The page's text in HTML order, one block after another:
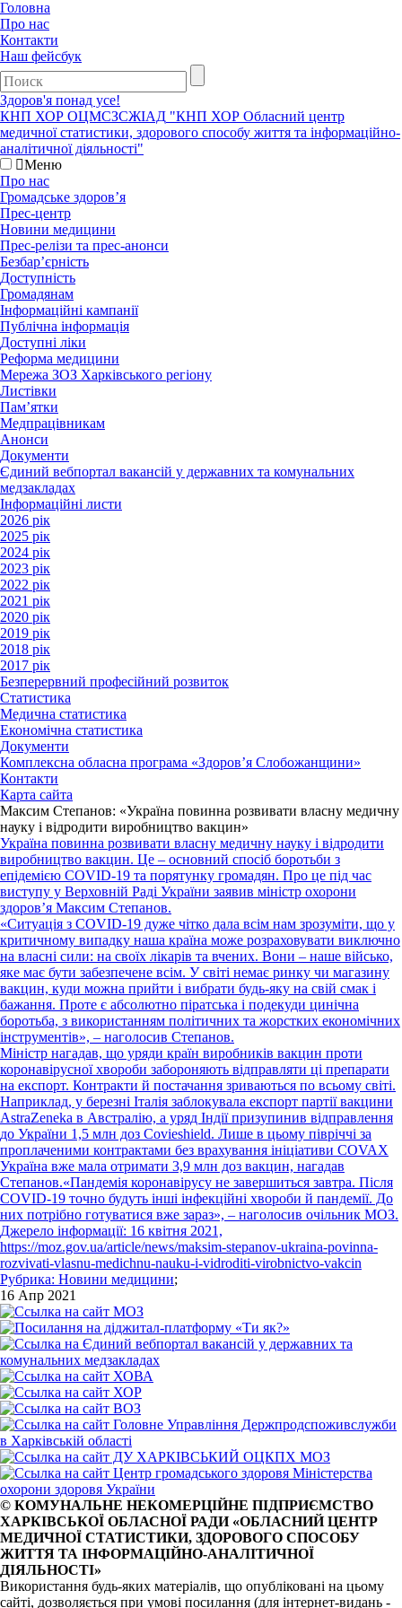
Головна
Про нас
Контакти
Наш фейсбук
Здоров'я понад усе!
КНП ХОР ОЦМСЗСЖIАД "КНП ХОР Обласний центр
медичної статистики, здорового способу життя та інформаційно-
аналітичної діяльності"
Меню
Про нас
Громадське здоров’я
Прес-центр
Новини медицини
Прес-релізи та прес-анонси
Безбар’єрність
Доступність
Громадянам
Інформаційні кампанії
Публічна інформація
Доступні ліки
Реформа медицини
Мережа ЗОЗ Харківського регіону
Листівки
Пам’ятки
Медпрацівникам
Анонси
Документи
Єдиний вебпортал вакансій у державних та комунальних
медзакладах
Інформаційні листи
2026 рік
2025 рік
2024 рік
2023 рік
2022 рік
2021 рік
2020 рік
2019 рік
2018 рік
2017 рік
Безперервний професійний розвиток
Статистика
Медична статистика
Економічна статистика
Документи
Комплексна обласна програма «Здоров’я Слобожанщини»
Контакти
Карта сайта
Максим Степанов: «Україна повинна розвивати власну медичну
науку і відродити виробництво вакцин»
Україна повинна розвивати власну медичну науку і відродити
виробництво вакцин. Це – основний спосіб боротьби з
епідемією COVID-19 та порятунку громадян. Про це під час
виступу у Верховній Раді України заявив міністр охорони
здоров’я Максим Степанов.
«Ситуація з COVID-19 дуже чітко дала всім нам зрозуміти, що у
критичному випадку наша країна може розраховувати виключно
на власні сили: на своїх лікарів та вчених. Вони – наше військо,
яке має бути забезпечене всім. У світі немає ринку чи магазину
вакцин, куди можна прийти і вибрати будь-яку на свій смак і
бажання. Проте є абсолютно піратська і подекуди цинічна
боротьба, з використанням політичних та жорстких економічних
інструментів», – наголосив Степанов.
Міністр нагадав, що уряди країн виробників вакцин проти
коронавірусної хвороби забороняють відправляти ці препарати
на експорт. Контракти й постачання зриваються по всьому світі.
Наприклад, у березні Італія заблокувала експорт партії вакцини
AstraZeneka в Австралію, а уряд Індії призупинив відправлення
до України 1,5 млн доз Covieshield. Лише в цьому півріччі за
проплаченими контрактами без врахування ініціативи COVAX
Україна вже мала отримати 3,9 млн доз вакцин, нагадав
Степанов.«Пандемія коронавірусу не завершиться завтра. Після
COVID-19 точно будуть інші інфекційні хвороби й пандемії. До
них потрібно готуватися вже зараз», – наголосив очільник МОЗ.
Джерело інформації: 16 квітня 2021,
https://moz.gov.ua/article/news/maksim-stepanov-ukraina-povinna-
rozvivati-vlasnu-medichnu-nauku-i-vidroditi-virobnictvo-vakcin
Рубрика: Новини медицини;
16 Апр 2021
© КОМУНАЛЬНЕ НЕКОМЕРЦІЙНЕ ПІДПРИЄМСТВО
ХАРКІВСЬКОЇ ОБЛАСНОЇ РАДИ «ОБЛАСНИЙ ЦЕНТР
МЕДИЧНОЇ СТАТИСТИКИ, ЗДОРОВОГО СПОСОБУ
ЖИТТЯ ТА ІНФОРМАЦІЙНО-АНАЛІТИЧНОЇ
ДІЯЛЬНОСТІ»
Використання будь-яких матеріалів, що опубліковані на цьому
сайті, дозволяється при умові посилання (для інтернет-видань -